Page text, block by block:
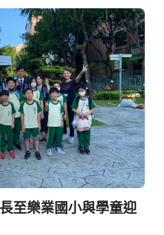
至樂業國小與學童迎